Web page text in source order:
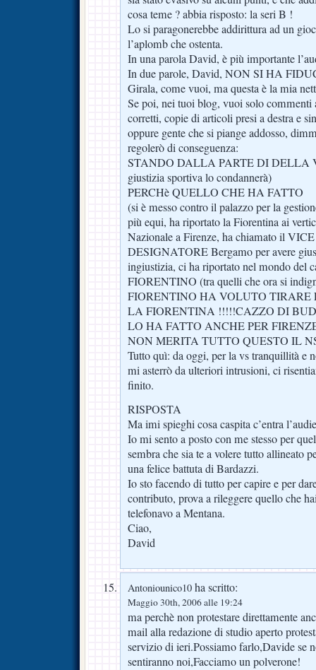
cosa teme ? abbia risposto: la seri B !
Lo si paragonerebbe addirittura ad un
l’aplomb che ostenta.
In una parola David, è più importante
In due parole, David, NON SI HA
Girala, come vuoi, ma questa è la mia
Se poi, nei tuoi blog, vuoi solo
corretti, copie di articoli presi a destra e
oppure gente che si piange addosso,
regolerò di conseguenza:
STANDO DALLA PARTE DI DELLA
giustizia sportiva lo condannerà)
PERCHè QUELLO CHE HA FATTO
(si è messo contro il palazzo per la
più equi, ha riportato la Fiorentina ai
Nazionale a Firenze, ha chiamato il
DESIGNATORE Bergamo per avere
ingiustizia, ci ha riportato nel mondo del
FIORENTINO (tra quelli che ora si
FIORENTINO HA VOLUTO TIRARE
LA FIORENTINA !!!!!CAZZO DI
LO HA FATTO ANCHE PER
NON MERITA TUTTO QUESTO IL
Tutto quì: da oggi, per la vs tranquillità e
mi asterrò da ulteriori intrusioni, ci
finito.
RISPOSTA
Ma imi spieghi cosa caspita c’entra
Io mi sento a posto con me stesso per
sembra che sia te a volere tutto allineato
una felice battuta di Bardazzi.
Io sto facendo di tutto per capire e per
contributo, prova a rileggere quello che
telefonavo a Mentana.
Ciao,
David
Antoniounico10 ha scritto:
Maggio 30th, 2006 alle 19:24
ma perchè non protestare direttamente
mail alla redazione di studio aperto
servizio di ieri.Possiamo farlo,Davide se
sentiranno noi,Facciamo un polverone!